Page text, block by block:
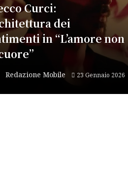
Curci:
dei
in “L’amore non
Redazione Mobile 23 Gennaio 2026